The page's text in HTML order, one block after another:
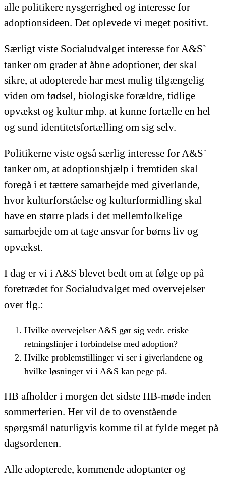
alle politikere nysgerrighed og interesse for
adoptionsideen. Det oplevede vi meget positivt.
Særligt viste Socialudvalget interesse for A&S`
tanker om grader af åbne adoptioner, der skal
sikre, at adopterede har mest mulig tilgængelig
viden om fødsel, biologiske forældre, tidlige
opvækst og kultur mhp. at kunne fortælle en hel
og sund identitetsfortælling om sig selv.
Politikerne viste også særlig interesse for A&S`
tanker om, at adoptionshjælp i fremtiden skal
foregå i et tættere samarbejde med giverlande,
hvor kulturforståelse og kulturformidling skal
have en større plads i det mellemfolkelige
samarbejde om at tage ansvar for børns liv og
opvækst.
I dag er vi i A&S blevet bedt om at følge op på
foretrædet for Socialudvalget med overvejelser
over flg.:
Hvilke overvejelser A&S gør sig vedr. etiske
retningslinjer i forbindelse med adoption?
Hvilke problemstillinger vi ser i giverlandene og
hvilke løsninger vi i A&S kan pege på.
HB afholder i morgen det sidste HB-møde inden
sommerferien. Her vil de to ovenstående
spørgsmål naturligvis komme til at fylde meget på
dagsordenen.
Alle adopterede, kommende adoptanter og